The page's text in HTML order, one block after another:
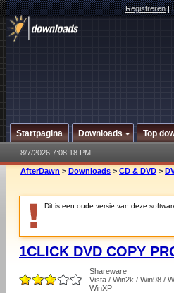
Registreren|
Startpagina Downloads Top
8/7/2026 7:08:18 PM
AfterDawn > Downloads > CD & DVD >
Dit is een oude versie van deze
1CLICK DVD COPY
Shareware
Vista / Win2k / Win98 /
WinXP